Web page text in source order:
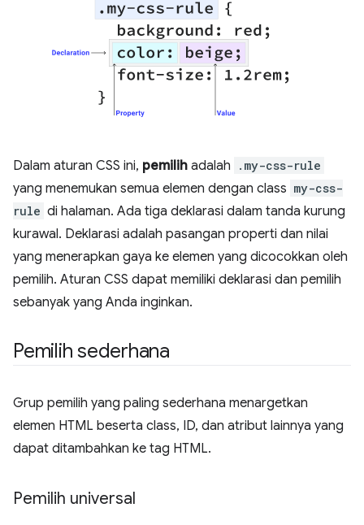
Dalam aturan CSS ini, pemilih adalah .my-css-rule
yang menemukan semua elemen dengan class my-css-
rule di halaman. Ada tiga deklarasi dalam tanda kurung
kurawal. Deklarasi adalah pasangan properti dan nilai
yang menerapkan gaya ke elemen yang dicocokkan oleh
pemilih. Aturan CSS dapat memiliki deklarasi dan pemilih
sebanyak yang Anda inginkan.
Pemilih sederhana
Grup pemilih yang paling sederhana menargetkan
elemen HTML beserta class, ID, dan atribut lainnya yang
dapat ditambahkan ke tag HTML.
Pemilih universal